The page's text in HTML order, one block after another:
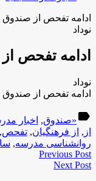
ادامه تفحص از صندوق
نوداد
ادامه تفحص
نوداد
ادامه تفحص از صندوق
label «صندوق, اخبار
از , از فرهنگیان, تفحص,
روانشناسی مدرسه,
Previous Post
Next Post